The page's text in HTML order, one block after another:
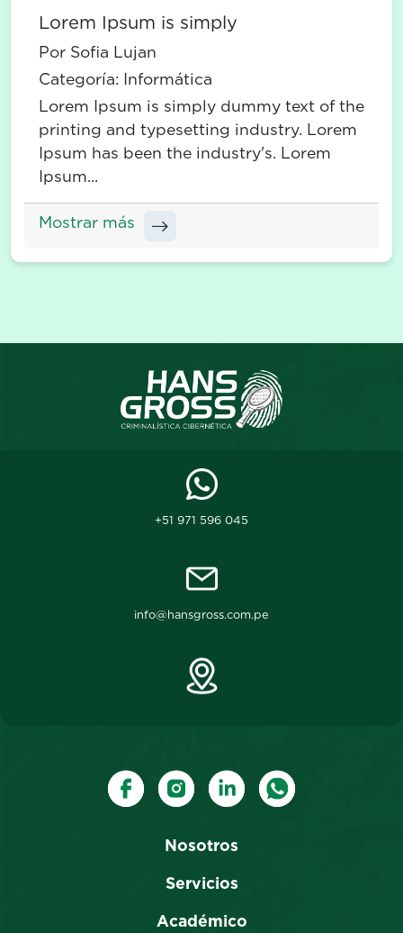
Lorem Ipsum is simply
Por Sofia Lujan
Categoría: Informática
Lorem Ipsum is simply dummy text of the
printing and typesetting industry. Lorem
Ipsum has been the industry's. Lorem
Ipsum...
Mostrar más
+51 971 596 045
info@hansgross.com.pe
Nosotros
Servicios
Académico